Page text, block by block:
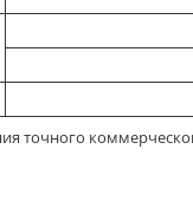
точного